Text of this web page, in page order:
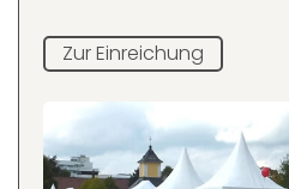
Zur Einreichung